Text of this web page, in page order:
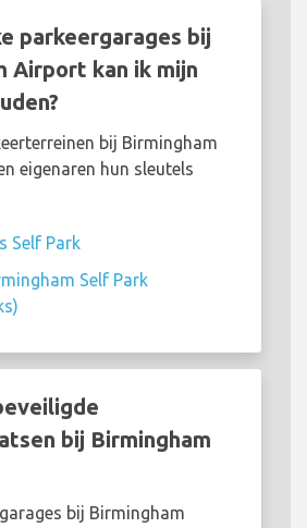
parkeergarages bij
Airport kan ik mijn
bij Birmingham
eigenaren hun sleutels
Self Park
Self Park
bij Birmingham
bij Birmingham